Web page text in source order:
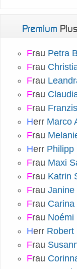
Premium
Frau Petra
Frau
Frau
Frau
Frau
Herr Marco
Frau
Herr Philipp
Frau Maxi
Frau Katrin
Frau Janine
Frau Carina
Frau Noémi
Herr Robert
Frau
Frau